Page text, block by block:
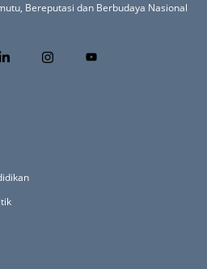
Bereputasi dan Berbudaya Nasional